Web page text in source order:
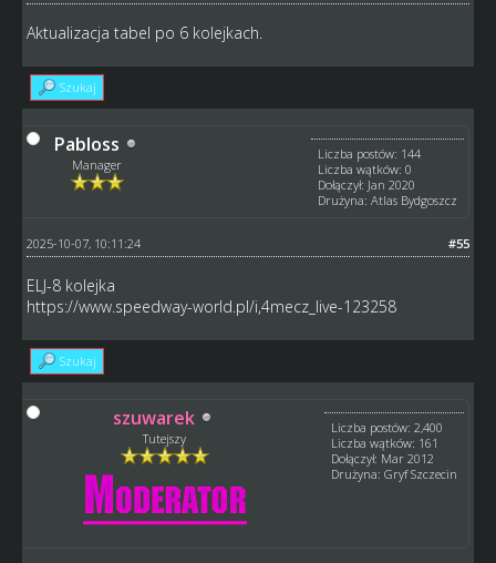
Aktualizacja tabel po 6 kolejkach.
Szukaj
Pabloss
Manager
Liczba postów: 144
Liczba wątków: 0
Dołączył: Jan 2020
Drużyna: Atlas Bydgoszcz
#55
2025-10-07, 10:11:24
ELJ-8 kolejka
https://www.speedway-world.pl/i,4mecz_live-123258
Szukaj
szuwarek
Tutejszy
Liczba postów: 2,400
Liczba wątków: 161
Dołączył: Mar 2012
Drużyna: Gryf Szczecin